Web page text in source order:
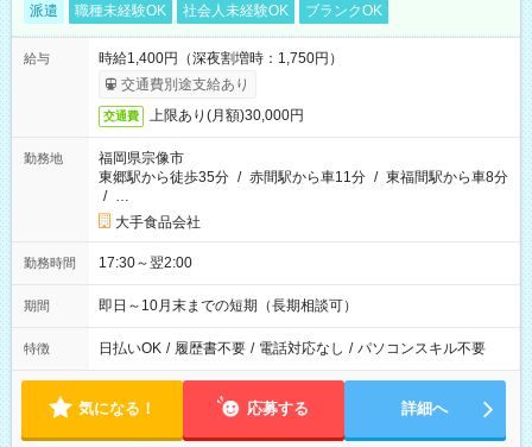
派遣 職種未経験OK 社会人未経験OK ブランクOK
給与
時給1,400円（深夜割増時：1,750円）
交通費別途支給あり
交通費 上限あり(月額)30,000円
勤務地
福岡県宗像市
東郷駅から徒歩35分 / 赤間駅から車11分 / 東福間駅から車8分
/ …
大手食品会社
勤務時間 17:30～翌2:00
期間 即日～10月末までの短期（長期相談可）
特徴 日払いOK / 履歴書不要 / 電話対応なし / パソコンスキル不要
気になる！ 応募する 詳細へ